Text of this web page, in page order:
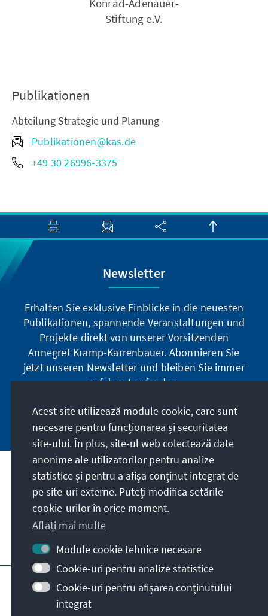
Konrad-Adenauer-
Stiftung e.V.
Publikationen
Abteilung Strategie und Planung
Publikationen@kas.de
+49 30 26996-3375
Newsletter
Erhalten Sie exklusive Einblicke in die neuesten
Publikationen, spannende Veranstaltungen und
Projekte direkt von unserer Vorsitzenden
Annegret Kramp-Karrenbauer. Abonnieren Sie
jetzt unseren Newsletter und bleiben Sie immer
auf dem Laufenden.
Jetzt abonnieren
Misiunea noastră
Contact
Alte oferte ale fundației
Impressum
Protecția datelor personale
Termeni de utilizare
Erklärung zur Barrierefreiheit
Acest site utilizează module cookie, care sunt
necesare pentru funcționarea și securitatea
site-ului. În plus, site-ul web colectează date
anonime ale utilizatorilor pentru analize
statistice și pentru a afișa conținut integrat de
pe site-uri externe. Puteți modifica setările
cookie-urilor în orice moment.
Aflați mai multe
Module cookie tehnice necesare
Cookie-uri pentru analize statistice
Cookie-uri pentru afișarea conținutului
integrat